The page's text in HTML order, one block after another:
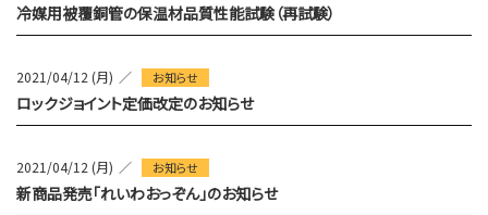
冷媒用被覆銅管の保温材品質性能試験（再試験）
2021/04/12 (月) お知らせ
ロックジョイント定価改定のお知らせ
2021/04/12 (月) お知らせ
新商品発売「れいわおっぞん」のお知らせ